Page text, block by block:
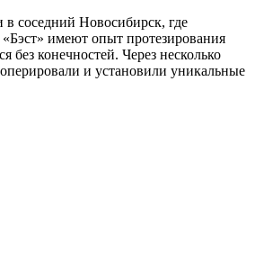
в соседний Новосибирск, где
имеют опыт протезирования
без конечностей. Через несколько
и установили уникальные